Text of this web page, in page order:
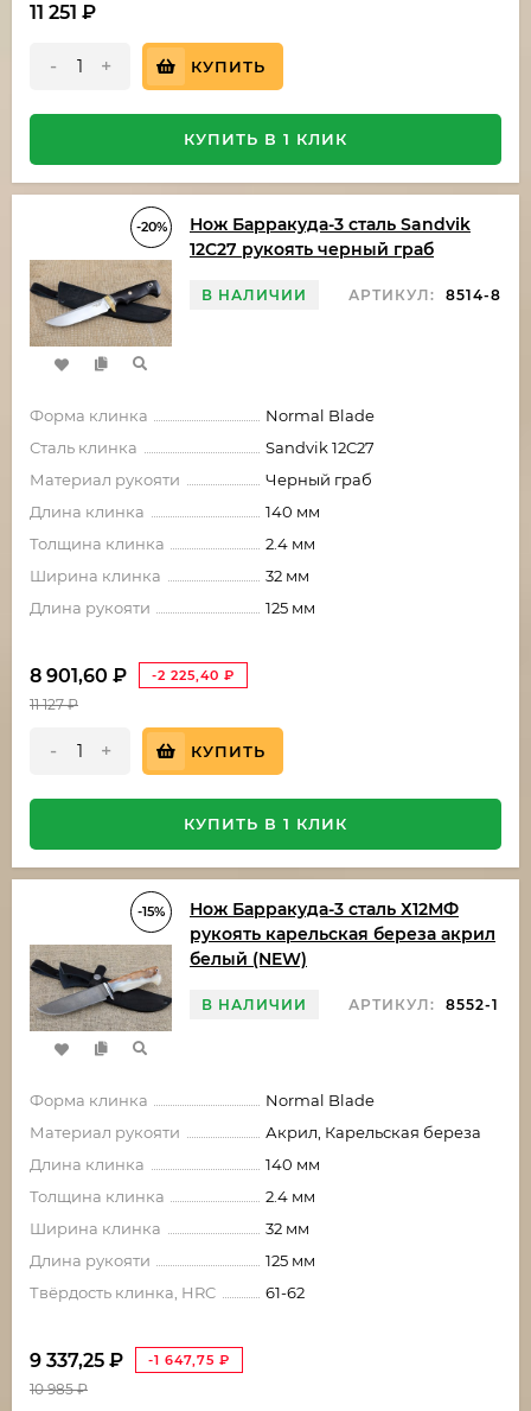
11 251 ₽
- + КУПИТЬ
КУПИТЬ В 1 КЛИК
-20%
Нож Барракуда-3 сталь Sandvik
12C27 рукоять черный граб
В НАЛИЧИИ АРТИКУЛ: 8514-8
Форма клинка
Normal Blade
Сталь клинка
Sandvik 12C27
Материал рукояти
Черный граб
Длина клинка
140 мм
Толщина клинка
2.4 мм
Ширина клинка
32 мм
Длина рукояти
125 мм
8 901,60 ₽ -2 225,40 ₽
11 127₽
- + КУПИТЬ
КУПИТЬ В 1 КЛИК
-15%
Нож Барракуда-3 сталь Х12МФ
рукоять карельская береза акрил
белый (NEW)
В НАЛИЧИИ АРТИКУЛ: 8552-1
Форма клинка
Normal Blade
Материал рукояти
Акрил, Карельская береза
Длина клинка
140 мм
Толщина клинка
2.4 мм
Ширина клинка
32 мм
Длина рукояти
125 мм
Твёрдость клинка, HRC
61-62
9 337,25 ₽ -1 647,75 ₽
10 985₽